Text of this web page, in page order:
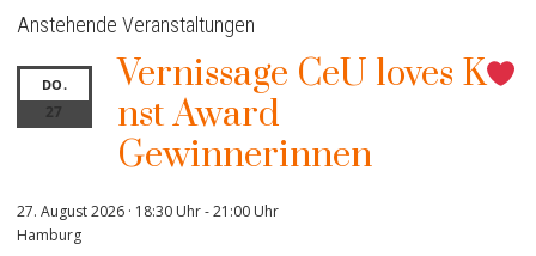
Anstehende Veranstaltungen
DO.
27
Vernissage CeU loves K
nst Award
Gewinnerinnen
27. August 2026 · 18:30 Uhr-21:00 Uhr
Hamburg